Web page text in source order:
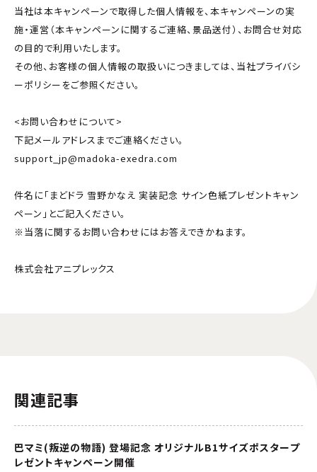
当社は本キャンペーンで取得した個人情報を、本キャンペーンの実
施・運営（本キャンペーンに関するご連絡、景品送付）、お問合せ対応
の目的で利用いたします。
その他、お客様の個人情報の取扱いにつきましては、当社プライバシ
ーポリシーをご参照ください。
<お問い合わせについて>
下記メールアドレスまでご連絡ください。
support_jp@madoka-exedra.com
件名に「まどドラ 雪野かなえ 実装記念 サイン色紙プレゼントキャン
ペーン」とご記入ください。
※当落に関するお問い合わせにはお答えできかねます。
株式会社アニプレックス
関連記事
巴マミ(叛逆の物語) 登場記念 オリジナルB1サイズポスタープ
レゼントキャンペーン開催